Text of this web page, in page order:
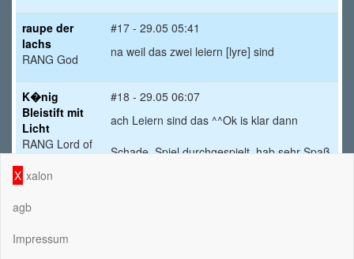
raupe der
lachs
RANG God
#17 - 29.05 05:41
na weil das zwei leiern [lyre] sind
K�nig
Bleistift mit
Licht
RANG Lord of
#18 - 29.05 06:07
ach Leiern sind das ^^Ok is klar dann
Schade, Spiel durchgespielthab sehr Spaß
RANG
X xalon
agb
Impressum